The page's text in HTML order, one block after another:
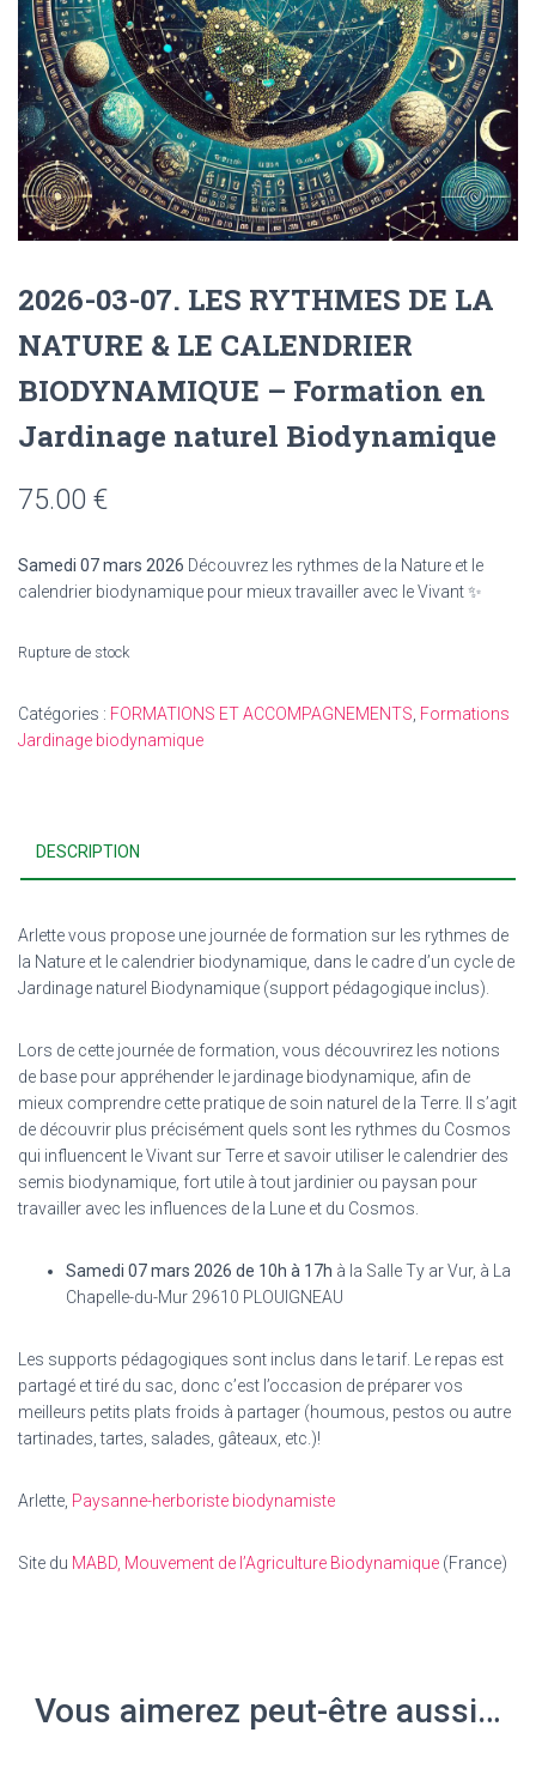
2026-03-07. LES RYTHMES DE LA
NATURE & LE CALENDRIER
BIODYNAMIQUE – Formation en
Jardinage naturel Biodynamique
75.00 €
Samedi 07 mars 2026 Découvrez les rythmes de la Nature et le
calendrier biodynamique pour mieux travailler avec le Vivant✨
Rupture de stock
Catégories : FORMATIONS ET ACCOMPAGNEMENTS Formations
Jardinage biodynamique
DESCRIPTION
Arlette vous propose une journée de formation sur les rythmes de
la Nature et le calendrier biodynamique, dans le cadre d’un cycle de
Jardinage naturel Biodynamique (support pédagogique inclus).
Lors de cette journée de formation, vous découvrirez les notions
de base pour appréhender le jardinage biodynamique, afin de
mieux comprendre cette pratique de soin naturel de la Terre. Il s’agit
de découvrir plus précisément quels sont les rythmes du Cosmos
qui influencent le Vivant sur Terre et savoir utiliser le calendrier des
semis biodynamique, fort utile à tout jardinier ou paysan pour
travailler avec les influences de la Lune et du Cosmos.
Samedi 07 mars 2026 de 10h à 17h à la Salle Ty ar Vur, à La
Chapelle-du-Mur 29610 PLOUIGNEAU
Les supports pédagogiques sont inclus dans le tarif. Le repas est
partagé et tiré du sac, donc c’est l’occasion de préparer vos
meilleurs petits plats froids à partager (houmous, pestos ou autre
tartinades, tartes, salades, gâteaux, etc.)!
Arlette, Paysanne-herboriste biodynamiste
Site du MABD, Mouvement de l’Agriculture Biodynamique (France)
Vous aimerez peut-être aussi…